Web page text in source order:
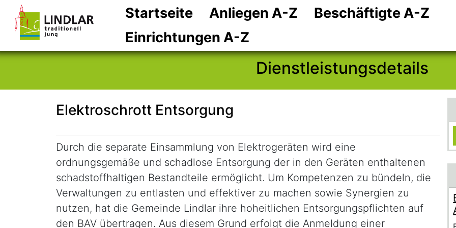
Zum Header
Zum Hauptinhalt
Zum Footer
Startseite Anliegen A-Z
Beschäftigte A-Z
Einrichtungen A-Z
Dienstleistungsdetails
Elektroschrott Entsorgung
Kurzbeschreibung
Durch die separate Einsammlung von Elektrogeräten wird eine
ordnungsgemäße und schadlose Entsorgung der in den Geräten enthaltenen
schadstoffhaltigen Bestandteile ermöglicht. Um Kompetenzen zu bündeln, die
Verwaltungen zu entlasten und effektiver zu machen sowie Synergien zu
nutzen, hat die Gemeinde Lindlar ihre hoheitlichen Entsorgungspflichten auf
den BAV übertragen. Aus diesem Grund erfolgt die Anmeldung einer